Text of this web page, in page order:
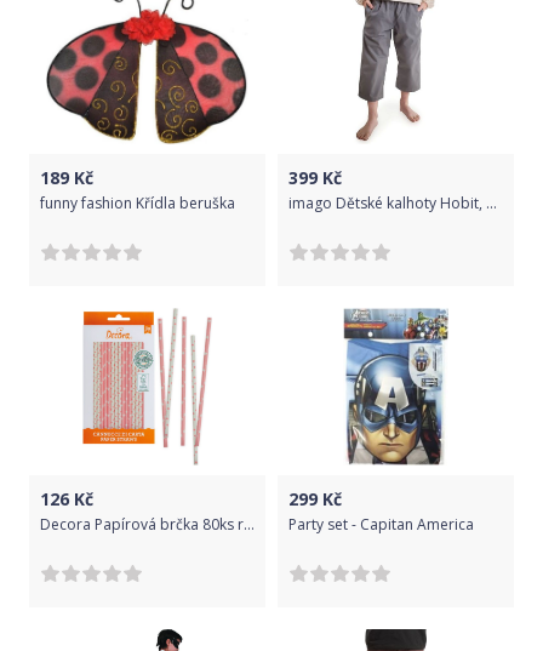
189 Kč
funny fashion Křídla beruška
399 Kč
imago Dětské kalhoty Hobit, šedé, velikost 122/128
126 Kč
Decora Papírová brčka 80ks růžová -
299 Kč
Party set - Capitan America